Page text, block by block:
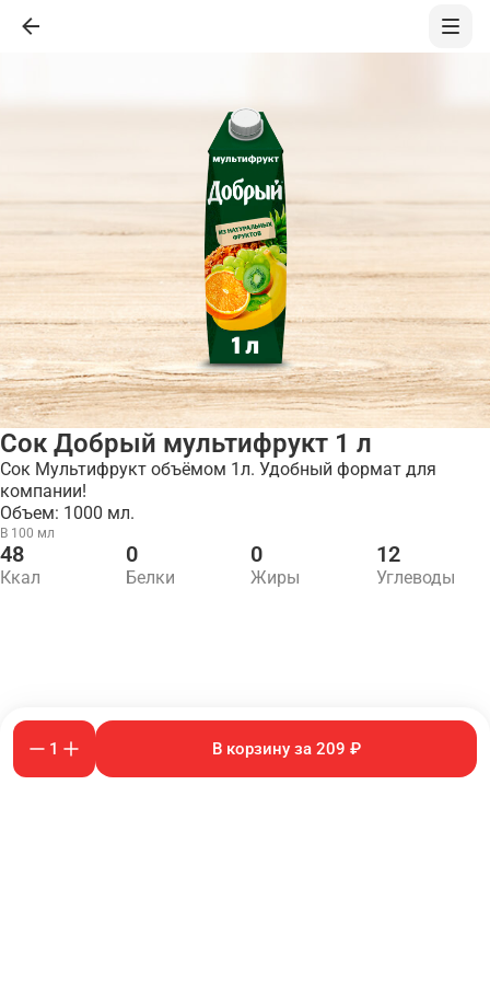
Сок Добрый мультифрукт 1 л
Сок Мультифрукт объёмом 1л. Удобный формат для
компании!
Объем: 1000 мл.
В 100 мл
48
Ккал
0
Белки
0
Жиры
12
Углеводы
1 В корзину за 209 ₽